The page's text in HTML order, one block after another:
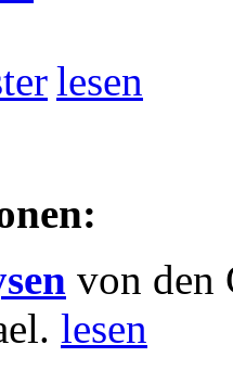
lesen
von den
lesen